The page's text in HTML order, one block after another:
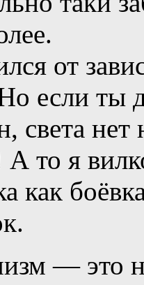
от
если ты
света нет
А то я
как
— это